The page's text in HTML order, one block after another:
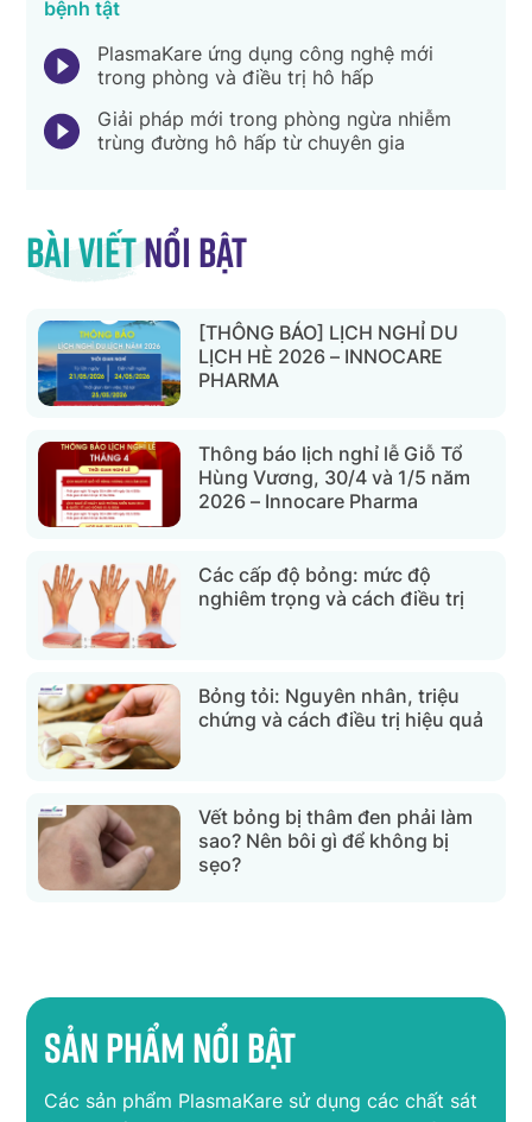
bệnh tật
PlasmaKare ứng dụng công nghệ mới
trong phòng và điều trị hô hấp
Giải pháp mới trong phòng ngừa nhiễm
trùng đường hô hấp từ chuyên gia
Bài viếtnổi bật
[THÔNG BÁO] LỊCH NGHỈ DU
LỊCH HÈ 2026 – INNOCARE
PHARMA
Thông báo lịch nghỉ lễ Giỗ Tổ
Hùng Vương, 30/4 và 1/5 năm
2026 – Innocare Pharma
Các cấp độ bỏng: mức độ
nghiêm trọng và cách điều trị
Bỏng tỏi: Nguyên nhân, triệu
chứng và cách điều trị hiệu quả
Vết bỏng bị thâm đen phải làm
sao? Nên bôi gì để không bị
sẹo?
Sản phẩm nổi bật
Các sản phẩm PlasmaKare sử dụng các chất sát